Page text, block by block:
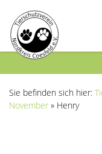
Sie befinden sich hier:
November » Henry